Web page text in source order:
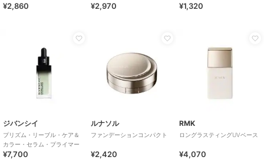
ティング
¥2,860
ー
¥2,970 ¥1,320
ジバンシイ
プリズム・リーブル・ケア＆
カラー・セラム・プライマー
¥7,700
ルナソル
ファンデーションコンパクト
¥2,420
RMK
ロングラスティングUVベース
¥4,070